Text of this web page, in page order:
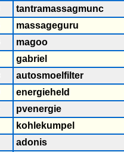
tantramassagmunc
massageguru
magoo
gabriel
autosmoelfilter
energieheld
pvenergie
kohlekumpel
adonis